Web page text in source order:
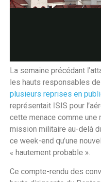
La semaine précédant
les hauts responsables
plusieurs reprises en
représentait ISIS pour
cette menace comme une
mission militaire au-delà
ce week-end qu’une
« hautement probable ».
Ce compte-rendu des